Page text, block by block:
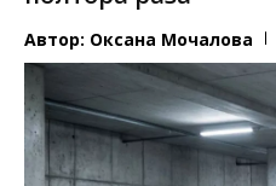
Автор: Оксана Мочалова